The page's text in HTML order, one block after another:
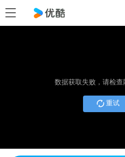
数据获取失败，请检
重试